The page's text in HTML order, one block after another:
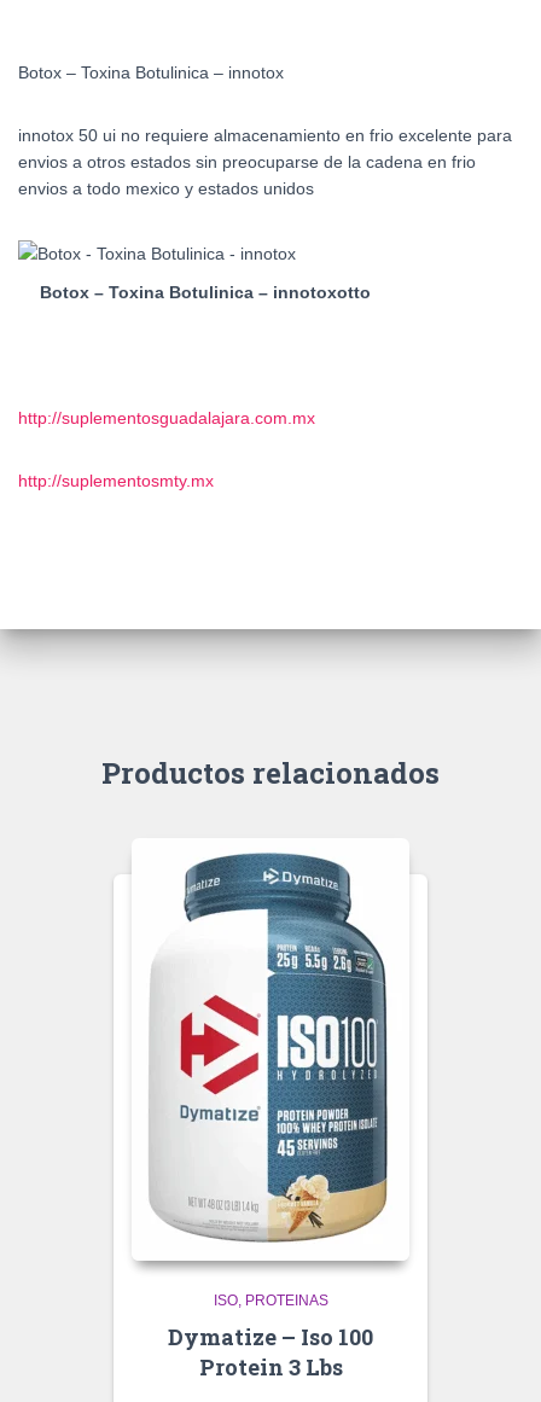
Botox – Toxina Botulinica – innotox
innotox 50 ui no requiere almacenamiento en frio excelente para
envios a otros estados sin preocuparse de la cadena en frio
envios a todo mexico y estados unidos
Botox – Toxina Botulinica – innotoxotto
http://suplementosguadalajara.com.mx
http://suplementosmty.mx
Productos relacionados
ISO PROTEINAS
Dymatize – Iso 100
Protein 3 Lbs